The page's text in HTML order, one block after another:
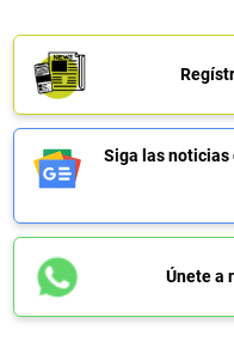
Siga las noticias
Únete a